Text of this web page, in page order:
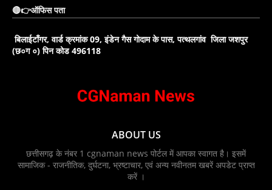
🔴👉ऑफिस पता
बिलाईटाँगर, वार्ड क्रमांक 09, इंडेन गैस गोदाम के पास, पत्थलगांव जिला जशपुर
(छ०ग ०) पिन कोड 496118
ABOUT US
छत्तीसगढ़ के नंबर 1 cgnaman news पोर्टल में आपका स्वागत है। इसमें
सामाजिक - राजनीतिक, दुर्घटना, भ्रष्टाचार, एवं अन्य नवीनतम खबरें अपडेट प्राप्त
करें ।